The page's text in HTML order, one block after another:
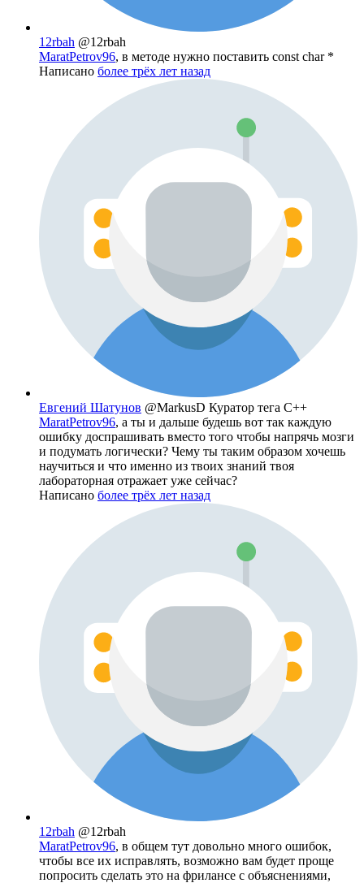
12rbah @12rbah
MaratPetrov96, в методе нужно поставить const char *
Написано более трёх лет назад
Евгений Шатунов @MarkusD Куратор тега C++
MaratPetrov96, а ты и дальше будешь вот так каждую
ошибку доспрашивать вместо того чтобы напрячь мозги
и подумать логически? Чему ты таким образом хочешь
научиться и что именно из твоих знаний твоя
лабораторная отражает уже сейчас?
Написано более трёх лет назад
12rbah @12rbah
MaratPetrov96, в общем тут довольно много ошибок,
чтобы все их исправлять, возможно вам будет проще
попросить сделать это на фрилансе с объяснениями,